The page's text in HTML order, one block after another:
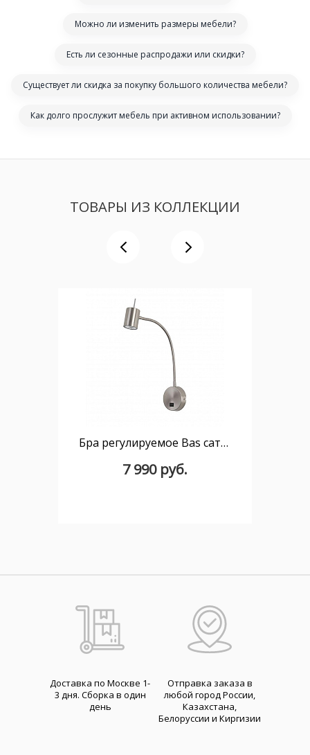
Можно ли изменить размеры мебели?
Есть ли сезонные распродажи или скидки?
Существует ли скидка за покупку большого количества мебели?
Как долго прослужит мебель при активном использовании?
ТОВАРЫ ИЗ КОЛЛЕКЦИИ
Бра регулируемое Bas сатиновый никель
7 990 руб.
Доставка по Москве 1-
3 дня. Cборка в один
день
Отправка заказа в
любой город России,
Казахстана,
Белоруссии и Киргизии